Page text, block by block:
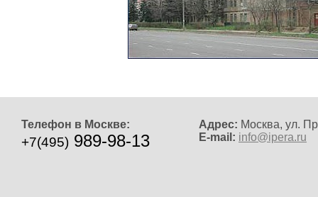
Телефон в Москве:
+7(495) 989-98-13
Адрес: Москва, ул.
E-mail: info@ipera.ru